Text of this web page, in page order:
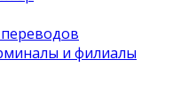
и филиалы